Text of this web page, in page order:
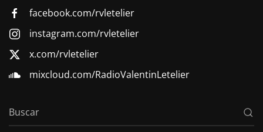
facebook.com/rvletelier
instagram.com/rvletelier
x.com/rvletelier
mixcloud.com/RadioValentinLetelier